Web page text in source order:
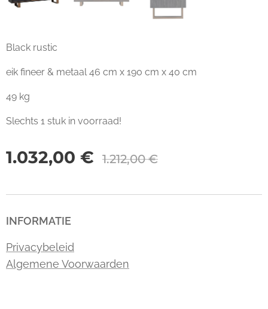
Black rustic
eik fineer & metaal 46 cm x 190 cm x 40 cm
49 kg
Slechts 1 stuk in voorraad!
1.032,00 € 1.212,00€
INFORMATIE
Privacybeleid
Algemene Voorwaarden